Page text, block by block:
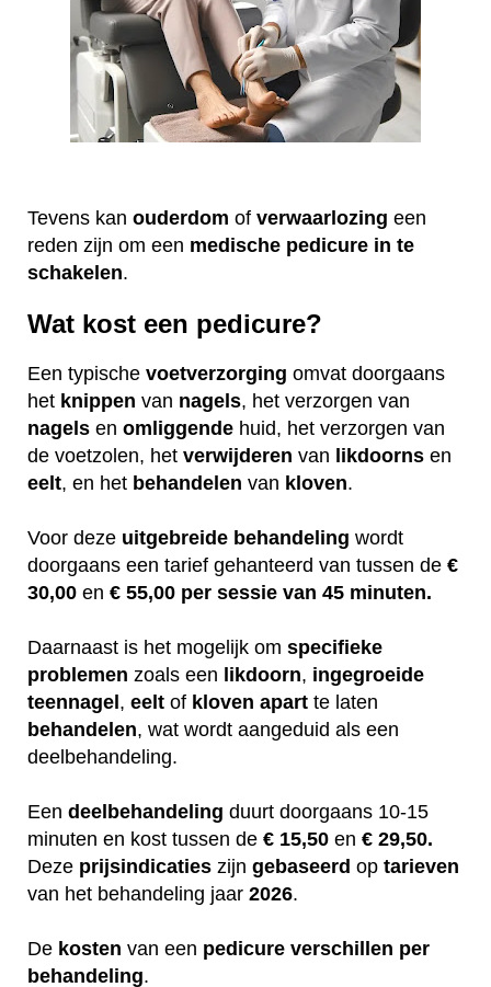
Tevens kan ouderdom of verwaarlozing een
reden zijn om een medische pedicure in te
schakelen.
Wat kost een pedicure?
Een typische voetverzorging omvat doorgaans
het knippen van nagels, het verzorgen van
nagels en omliggende huid, het verzorgen van
de voetzolen, het verwijderen van likdoorns en
eelt, en het behandelen van kloven.
Voor deze uitgebreide behandeling wordt
doorgaans een tarief gehanteerd van tussen de €
30,00 en € 55,00 per sessie van 45 minuten.
Daarnaast is het mogelijk om specifieke
problemen zoals een likdoorn, ingegroeide
teennagel , eelt of kloven apart te laten
behandelen, wat wordt aangeduid als een
deelbehandeling.
Een deelbehandeling duurt doorgaans 10-15
minuten en kost tussen de € 15,50 en € 29,50.
Deze prijsindicaties zijn gebaseerd op tarieven
van het behandeling jaar 2026.
De kosten van een pedicure verschillen per
behandeling.